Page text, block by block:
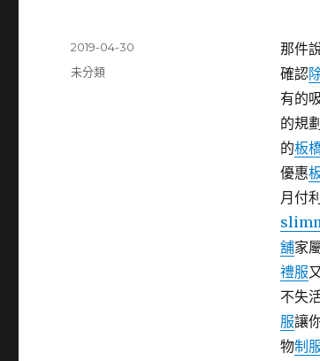
那件
確認
有的
的規劃
的板
優惠
月付
舖家
禮服
不失
服讓
物制
發
佈
2019-04-30
分
未分類